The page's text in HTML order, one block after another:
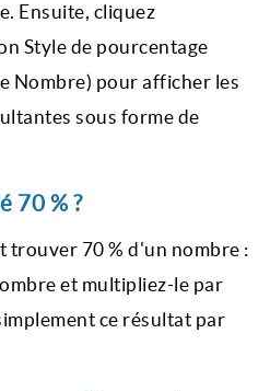
Ensuite, cliquez
Style de pourcentage
Nombre) pour afficher les
sous forme de
70 % ?
trouver 70 % d'un nombre :
et multipliez-le par
ce résultat par